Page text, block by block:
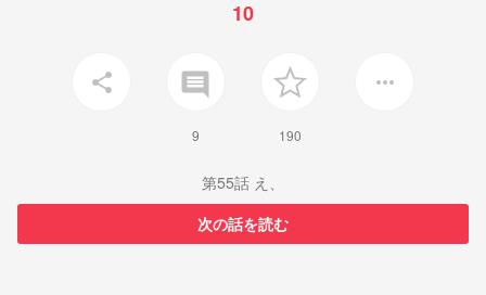
10
share insert_comment
9 190
more_horiz
第55話 え、
次の話を読む